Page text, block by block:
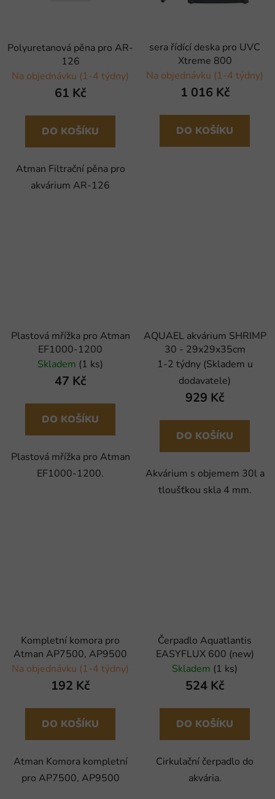
Polyuretanová pěna pro AR-
126
Na objednávku (1-4 týdny)
61 Kč
DO KOŠÍKU
Atman Filtrační pěna pro
akvárium AR-126
sera řídící deska pro UVC
Xtreme 800
Na objednávku (1-4 týdny)
1 016 Kč
DO KOŠÍKU
Plastová mřížka pro Atman
EF1000-1200
Skladem (1 ks)
47 Kč
DO KOŠÍKU
Plastová mřížka pro Atman
EF1000-1200.
AQUAEL akvárium SHRIMP
30 - 29x29x35cm
1-2 týdny (Skladem u
dodavatele)
929 Kč
DO KOŠÍKU
Akvárium s objemem 30l a
tloušťkou skla 4 mm.
Kompletní komora pro
Atman AP7500, AP9500
Na objednávku (1-4 týdny)
192 Kč
DO KOŠÍKU
Atman Komora kompletní
pro AP7500, AP9500
Čerpadlo Aquatlantis
EASYFLUX 600 (new)
Skladem (1 ks)
524 Kč
DO KOŠÍKU
Cirkulační čerpadlo do
akvária.